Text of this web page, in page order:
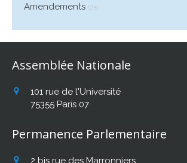
Amendements (25)
Assemblée Nationale
101 rue de l'Université
75355 Paris 07
Permanence Parlementaire
2 bis rue des Marronniers